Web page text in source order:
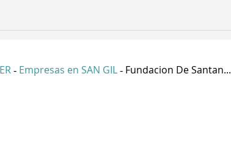
- Empresas en SAN GIL - Fundacion De Santan...